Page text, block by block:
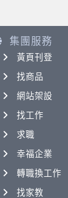
集團服務
黃頁刊登
找商品
網站架設
找工作
求職
幸福企業
轉職換工作
找家教